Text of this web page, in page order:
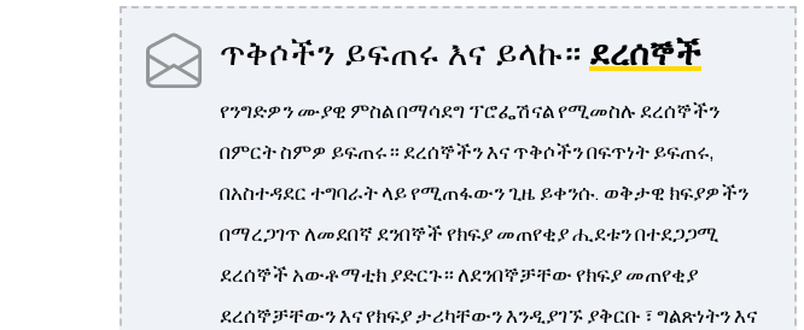
ጥቅሶችን ይፍጠሩ እና ይላኩ። ደረሰኞች
የንግድዎን ሙያዊ ምስል በማሳደግ ፕሮፌሽናል የሚመስሉ ደረሰኞችን
በምርት ስምዎ ይፍጠሩ። ደረሰኞችን እና ጥቅሶችን በፍጥነት ይፍጠሩ,
በአስተዳደር ተግባራት ላይ የሚጠፋውን ጊዜ ይቀንሱ. ወቅታዊ ክፍያዎችን
በማረጋገጥ ለመደበኛ ደንበኞች የክፍያ መጠየቂያ ሒደቱን በተደጋጋሚ
ደረሰኞች አውቶማቲክ ያድርጉ። ለደንበኞቻቸው የክፍያ መጠየቂያ
ደረሰኞቻቸውን እና የክፍያ ታሪካቸውን እንዲያገኙ ያቅርቡ ፣ ግልጽነትን እና